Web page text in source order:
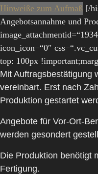
Hinweiße zum Aufmaß [/
Angebotsannahme und
icon_icon=“0″
top: 100px
Mit Auftragsbestätigung
vereinbart. Erst nach
Produktion gestartet
Angebote für Vor-Ort-
werden gesondert
Die Produktion benötigt
Fertigung.